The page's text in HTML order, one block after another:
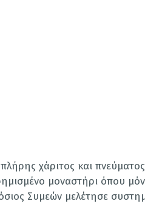
χάριτος και
μοναστήρι όπου
Συμεών μελέτησε